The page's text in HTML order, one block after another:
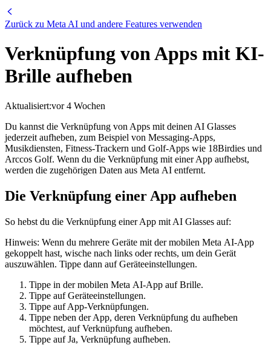
Zurück zu Meta AI und andere Features verwenden
Verknüpfung von Apps mit KI-
Brille aufheben
Aktualisiert:vor 4 Wochen
Du kannst die Verknüpfung von Apps mit deinen AI Glasses
jederzeit aufheben, zum Beispiel von Messaging-Apps,
Musikdiensten, Fitness-Trackern und Golf-Apps wie 18Birdies und
Arccos Golf. Wenn du die Verknüpfung mit einer App aufhebst,
werden die zugehörigen Daten aus Meta AI entfernt.
Die Verknüpfung einer App aufheben
So hebst du die Verknüpfung einer App mit AI Glasses auf:
Hinweis: Wenn du mehrere Geräte mit der mobilen Meta AI-App
gekoppelt hast, wische nach links oder rechts, um dein Gerät
auszuwählen. Tippe dann aufGeräteeinstellungen.
Tippe in der mobilen Meta AI-App aufBrille.
Tippe aufGeräteeinstellungen.
Tippe aufApp-Verknüpfungen.
Tippe neben der App, deren Verknüpfung du aufheben
möchtest, aufVerknüpfung aufheben.
Tippe aufJa, Verknüpfung aufheben.